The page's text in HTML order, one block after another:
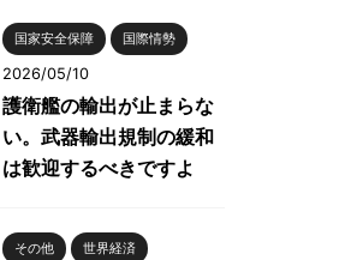
国家安全保障 国際情勢
2026/05/10
護衛艦の輸出が止まらな
い。武器輸出規制の緩和
は歓迎するべきですよ
その他 世界経済